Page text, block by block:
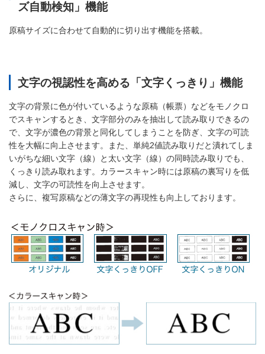
ズ自動検知」機能
原稿サイズに合わせて自動的に切り出す機能を搭載。
文字の視認性を高める「文字くっきり」機能
文字の背景に色が付いているような原稿（帳票）などをモノクロ
でスキャンするとき、文字部分のみを抽出して読み取りできるの
で、文字が濃色の背景と同化してしまうことを防ぎ、文字の可読
性を大幅に向上させます。また、単純2値読み取りだと潰れてしま
いがちな細い文字（線）と太い文字（線）の同時読み取りでも、
くっきり読み取れます。カラースキャン時には原稿の裏写りを低
減し、文字の可読性を向上させます。
さらに、複写原稿などの薄文字の再現性も向上しております。